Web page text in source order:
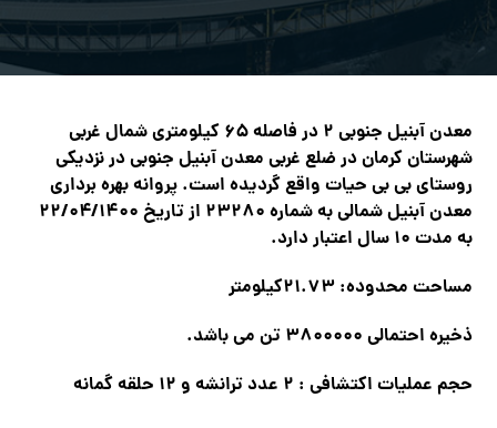
معدن آبنيل جنوبي ۲ در فاصله ۶۵ كيلومتري شمال غربي
شهرستان كرمان در ضلع غربي معدن آبنيل جنوبي در نزديكي
روستاي بي بي حيات واقع گرديده است. پروانه بهره برداري
معدن آبنيل شمالي به شماره ۲۳۲۸۰ از تاريخ ۲۲/۰۴/۱۴۰۰
به مدت ۱۰ سال اعتبار دارد.
مساحت محدوده: ۲۱.۷۳كيلومتر
ذخيره احتمالي ۳۸۰۰۰۰۰ تن مي باشد.
حجم عمليات اكتشافي : ۲ عدد ترانشه و ۱۲ حلقه گمانه